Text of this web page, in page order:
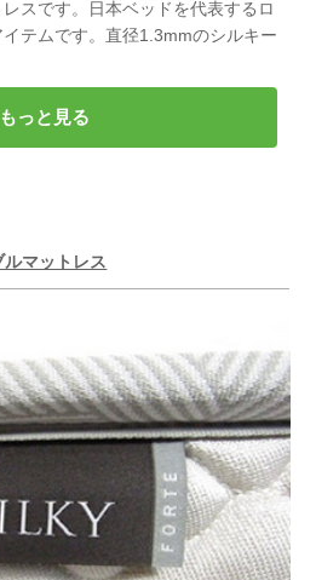
スです。日本ベッドを代表するロ
テムです。直径1.3mmのシルキー
もっと見る
マットレス